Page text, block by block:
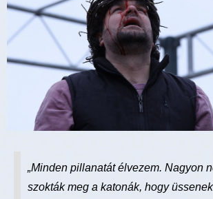
„Minden pillanatát élvezem. Nagyon
szokták meg a katonák, hogy